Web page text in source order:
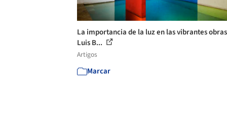
La importancia de la luz en las vibrantes
Luis B...
Artigos
Marcar